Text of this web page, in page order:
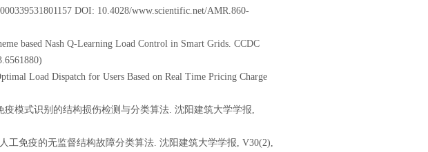
DOI: 10.4028/www.scientific.net/AMR.860-
based Nash Q-Learning Load Control in Smart Grids. CCDC
Load Dispatch for Users Based on Real Time Pricing Charge
模式识别的结构损伤检测与分类算法. 沈阳建筑大学学报,
工免疫的无监督结构故障分类算法. 沈阳建筑大学学报, V30(2),